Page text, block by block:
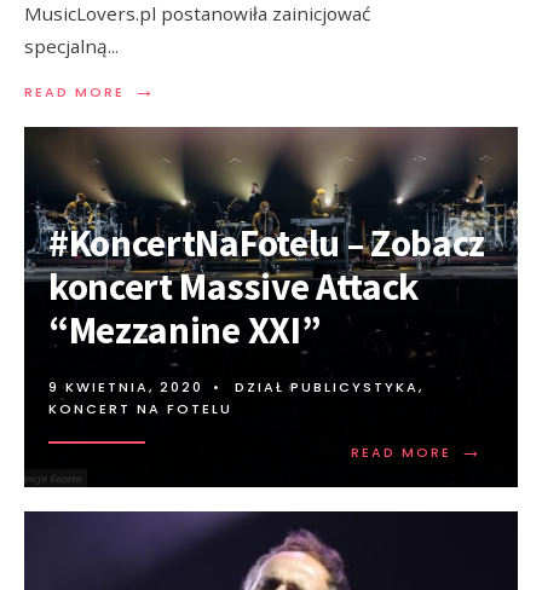
MusicLovers.pl postanowiła zainicjować
specjalną...
READ MORE →
#KoncertNaFotelu – Zobacz
koncert Massive Attack
“Mezzanine XXI”
9 KWIETNIA, 2020 • DZIAŁ PUBLICYSTYKA,
KONCERT NA FOTELU
READ MORE →